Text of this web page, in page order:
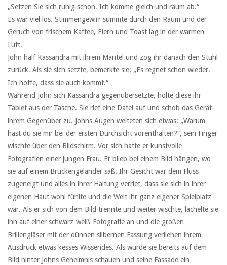
„Setzen Sie sich ruhig schon. Ich komme gleich und räum ab.“
Es war viel los. Stimmengewirr summte durch den Raum und der
Geruch von frischem Kaffee, Eiern und Toast lag in der warmen
Luft.
John half Kassandra mit ihrem Mantel und zog ihr danach den Stuhl
zurück. Als sie sich setzte, bemerkte sie: „Es regnet schon wieder.
Ich hoffe, dass sie auch kommt.“
Während John sich Kassandra gegenübersetzte, holte diese ihr
Tablet aus der Tasche. Sie rief eine Datei auf und schob das Gerät
ihrem Gegenüber zu. Johns Augen weiteten sich etwas: „Warum
hast du sie mir bei der ersten Durchsicht vorenthalten?“, sein Finger
wischte über den Bildschirm. Vor sich hatte er kunstvolle
Fotografien einer jungen Frau. Er blieb bei einem Bild hängen, wo
sie auf einem Brückengeländer saß. Ihr Gesicht war dem Fluss
zugeneigt und alles in ihrer Haltung verriet, dass sie sich in ihrer
eigenen Haut wohl fühlte und die Welt ihr ganz eigener Spielplatz
war. Als er sich von dem Bild trennte und weiter wischte, lächelte sie
ihn auf einer schwarz-weiß-Fotografie an und die großen
Brillengläser mit der dünnen silbernen Fassung verliehen ihrem
Ausdruck etwas kesses Wissendes. Als würde sie bereits auf dem
Bild hinter Johns Geheimnis schauen und seine Fassade ein